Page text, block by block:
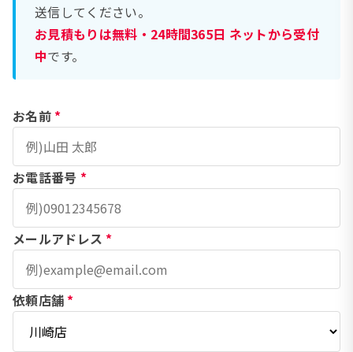
送信してください。
お見積もりは無料・24時間365日 ネットから受付
中です。
お名前 *
お電話番号 *
メールアドレス *
依頼店舗 *